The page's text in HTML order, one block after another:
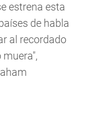
estrena esta
de habla
al recordado
muera",